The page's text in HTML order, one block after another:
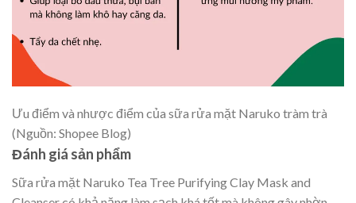
Ưu điểm và nhược điểm của sữa rửa mặt Naruko tràm trà
(Nguồn: Shopee Blog)
Đánh giá sản phẩm
Sữa rửa mặt Naruko Tea Tree Purifying Clay Mask and